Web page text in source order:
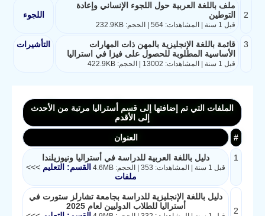
2
ملف باللغة العربية حول اللجوء الإنساني وإعادة
التوطين
قبل 1 سنة | المشاهدات: 564 | الحجم: 232.9KB
اللجوء
3
قائمة باللغة الإنجليزية بالمهن ذات المهارات
الأساسية المطلوبة للحصول على فيزا في استراليا
قبل 1 سنة | المشاهدات: 13002 | الحجم: 422.9KB
التأشيرات
الملفات التي تم إضافتها إلى قسم أستراليا مرتبة من الأحدث
إلى الأقدم
# العنوان
1 دليل باللغة العربية للدراسة في أستراليا ونيوزيلندا
قبل 1 سنة | المشاهدات: 353 | الحجم: 4.6MB القسم: التعليم >>>
ملفات
2
دليل باللغة الإنجليزية للدراسة بجامعة تشارلز ستورت في
أستراليا للطلاب الدوليين لعام 2025